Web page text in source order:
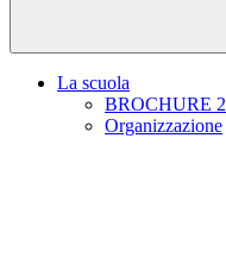
La scuola
BROCHURE
Organizzazione